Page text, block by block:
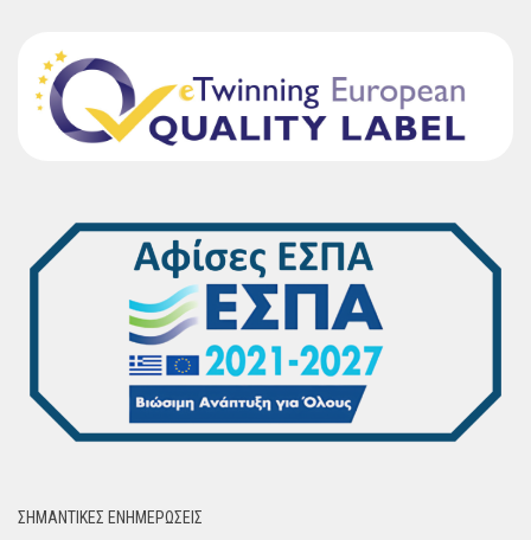
ΣΗΜΑΝΤΙΚΈΣ ΕΝΗΜΈΡΩΣΕΙΣ